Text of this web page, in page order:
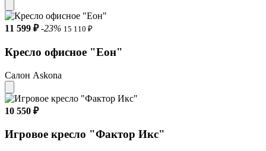
11 599 ₽ -23% 15 110 ₽
Кресло офисное "Еон"
Салон Askona
10 550 ₽
Игровое кресло "Фактор Икс"